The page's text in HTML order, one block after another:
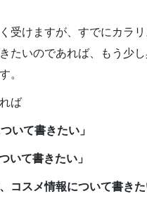
受けますが、すでにカラ
たいのであれば、もう少
。
ば
いて書きたい」
いて書きたい」
コスメ情報について書きた